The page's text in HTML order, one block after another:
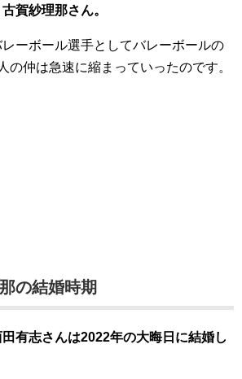
賀紗理那さん。
ーボール選手としてバレーボールの
の仲は急速に縮まっていったのです。
の結婚時期
有志さんは2022年の大晦日に結婚し